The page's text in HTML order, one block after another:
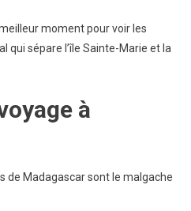
moment pour voir les
qui sépare l’île Sainte-Marie et la
à
de Madagascar sont le malgache